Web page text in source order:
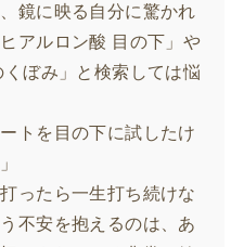
鏡に映る自分に驚かれ
アルロン酸 目の下」や
くぼみ」と検索しては悩
トを目の下に試したけ
ったら一生打ち続けな
不安を抱えるのは、あ